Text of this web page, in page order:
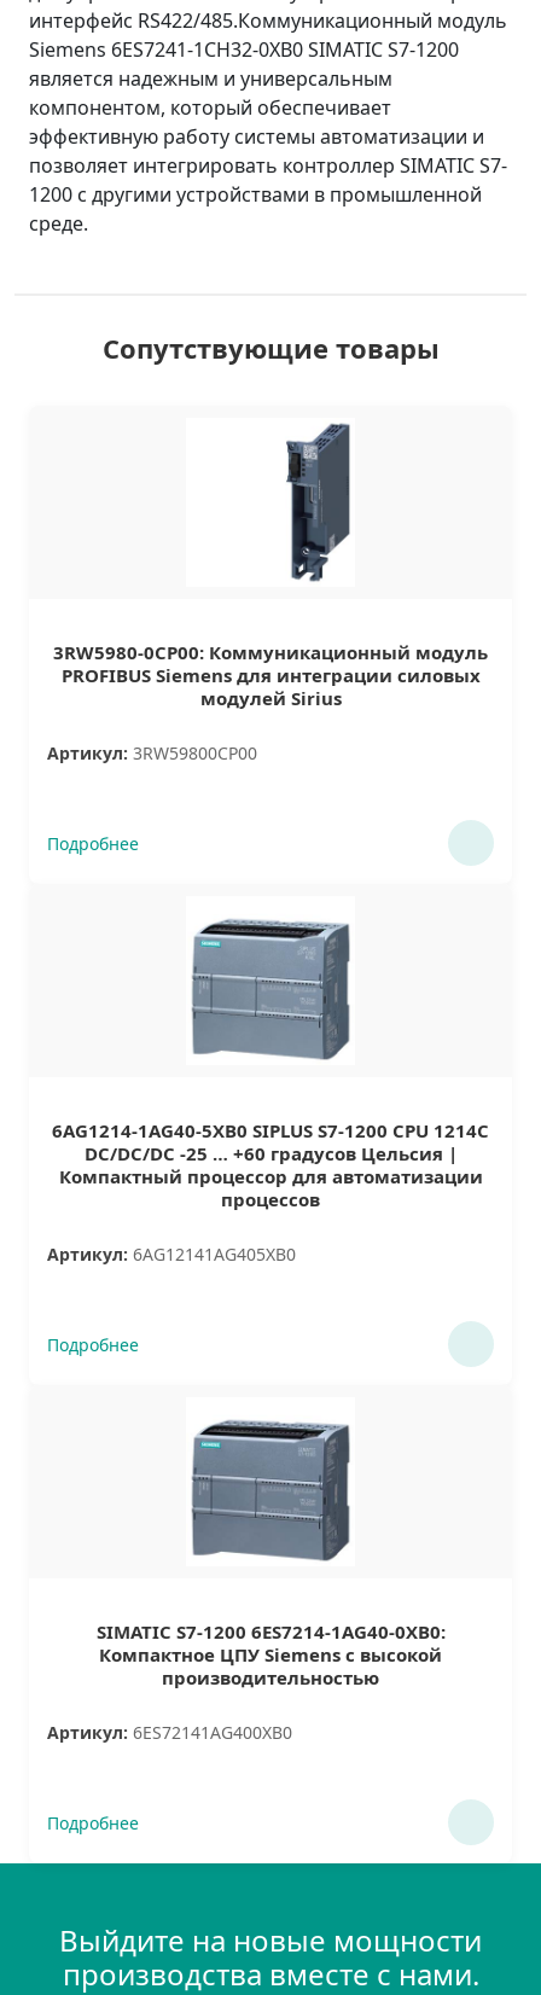
интерфейс RS422/485.Коммуникационный модуль
Siemens 6ES7241-1CH32-0XB0 SIMATIC S7-1200
является надежным и универсальным
компонентом, который обеспечивает
эффективную работу системы автоматизации и
позволяет интегрировать контроллер SIMATIC S7-
1200 с другими устройствами в промышленной
среде.
Сопутствующие товары
3RW5980-0CP00: Коммуникационный модуль
PROFIBUS Siemens для интеграции силовых
модулей Sirius
Артикул: 3RW59800CP00
Подробнее
6AG1214-1AG40-5XB0 SIPLUS S7-1200 CPU 1214C
DC/DC/DC -25 … +60 градусов Цельсия |
Компактный процессор для автоматизации
процессов
Артикул: 6AG12141AG405XB0
Подробнее
SIMATIC S7-1200 6ES7214-1AG40-0XB0:
Компактное ЦПУ Siemens с высокой
производительностью
Артикул: 6ES72141AG400XB0
Подробнее
Выйдите на новые мощности
производства вместе с нами.